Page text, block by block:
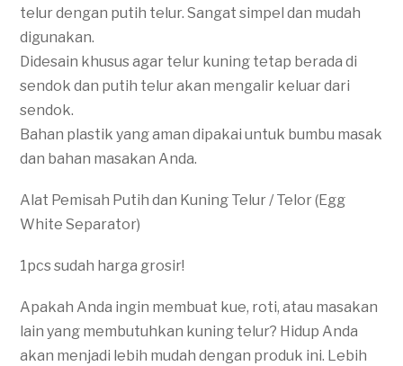
telur dengan putih telur. Sangat simpel dan mudah
digunakan.
Didesain khusus agar telur kuning tetap berada di
sendok dan putih telur akan mengalir keluar dari
sendok.
Bahan plastik yang aman dipakai untuk bumbu masak
dan bahan masakan Anda.
Alat Pemisah Putih dan Kuning Telur / Telor (Egg
White Separator)
1pcs sudah harga grosir!
Apakah Anda ingin membuat kue, roti, atau masakan
lain yang membutuhkan kuning telur? Hidup Anda
akan menjadi lebih mudah dengan produk ini. Lebih